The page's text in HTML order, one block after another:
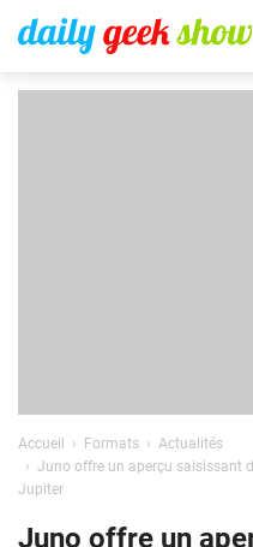
Accueil Formats
Actualités
Juno offre un aperçu saisissant
Jupiter
Juno offre un